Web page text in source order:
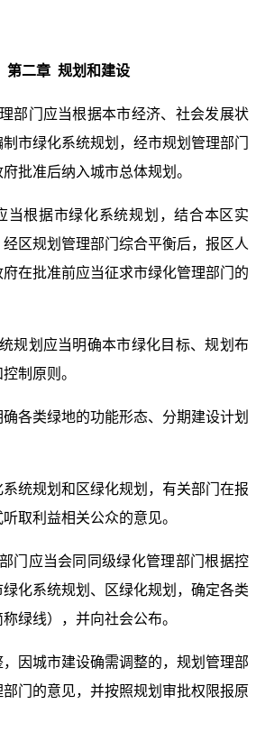
第二章 规划和建设
部门应当根据本市经济、社会发展状
市绿化系统规划，经市规划管理部门
批准后纳入城市总体规划。
当根据市绿化系统规划，结合本区实
区规划管理部门综合平衡后，报区人
在批准前应当征求市绿化管理部门的
规划应当明确本市绿化目标、规划布
制原则。
各类绿地的功能形态、分期建设计划
统规划和区绿化规划，有关部门在报
取利益相关公众的意见。
门应当会同同级绿化管理部门根据控
化系统规划、区绿化规划，确定各类
绿线），并向社会公布。
因城市建设确需调整的，规划管理部
门的意见，并按照规划审批权限报原